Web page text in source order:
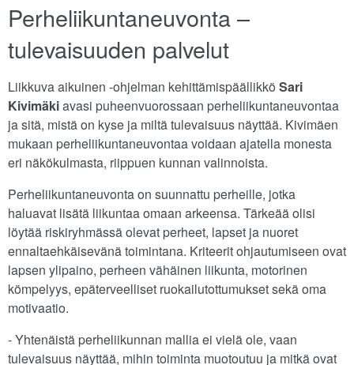
Perheliikuntaneuvonta –
tulevaisuuden palvelut
Liikkuva aikuinen -ohjelman kehittämispäällikkö Sari
Kivimäkiavasi puheenvuorossaan perheliikuntaneuvontaa
ja sitä, mistä on kyse ja miltä tulevaisuus näyttää. Kivimäen
mukaan perheliikuntaneuvontaa voidaan ajatella monesta
eri näkökulmasta, riippuen kunnan valinnoista.
Perheliikuntaneuvonta on suunnattu perheille, jotka
haluavat lisätä liikuntaa omaan arkeensa. Tärkeää olisi
löytää riskiryhmässä olevat perheet, lapset ja nuoret
ennaltaehkäisevänä toimintana. Kriteerit ohjautumiseen ovat
lapsen ylipaino, perheen vähäinen liikunta, motorinen
kömpelyys, epäterveelliset ruokailutottumukset sekä oma
motivaatio.
- Yhtenäistä perheliikunnan mallia ei vielä ole, vaan
tulevaisuus näyttää, mihin toiminta muotoutuu ja mitkä ovat